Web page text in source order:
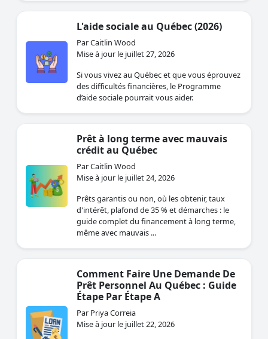
L'aide sociale au Québec (2026)
Par Caitlin Wood
Mise à jour le juillet 27, 2026
Si vous vivez au Québec et que vous éprouvez
des difficultés financières, le Programme
d’aide sociale pourrait vous aider.
Prêt à long terme avec mauvais
crédit au Québec
Par Caitlin Wood
Mise à jour le juillet 24, 2026
Prêts garantis ou non, où les obtenir, taux
d'intérêt, plafond de 35 % et démarches : le
guide complet du financement à long terme,
même avec mauvais ...
Comment Faire Une Demande De
Prêt Personnel Au Québec : Guide
Étape Par Étape A
Par Priya Correia
Mise à jour le juillet 22, 2026